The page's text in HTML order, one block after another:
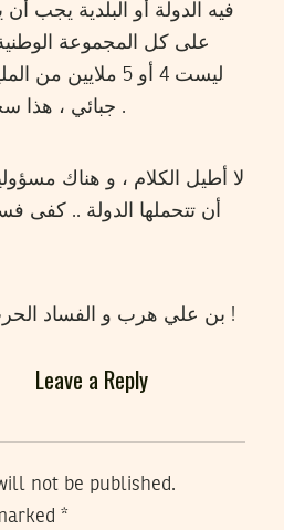
فيه الدولة أو البلدية يجب أن
على كل المجموعة
ليست 4 أو 5 ملايين
جبائي ، هذا سخرية و سرقة .
لا أطيل الكلام ، و هناك
أن تتحملها الدولة .. كفى
بن علي هرب و الفساد الحرب قائمة عليه !
Leave a Reply
not be published.
*